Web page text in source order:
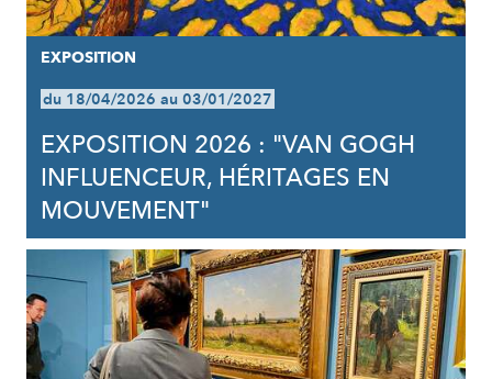
EXPOSITION
du 18/04/2026 au 03/01/2027
EXPOSITION 2026 : "VAN GOGH
INFLUENCEUR, HÉRITAGES EN
MOUVEMENT"